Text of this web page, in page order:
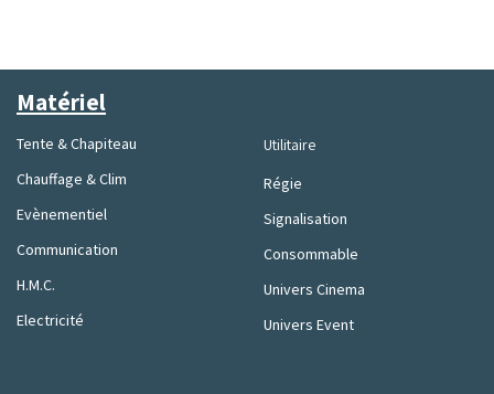
Utilitaire
Régie
Signalisation
Consommable
Univers Cinema
Univers Event
Matériel
Tente & Chapiteau
Chauffage & Clim
Evènementiel
Communication
H.M.C.
Electricité